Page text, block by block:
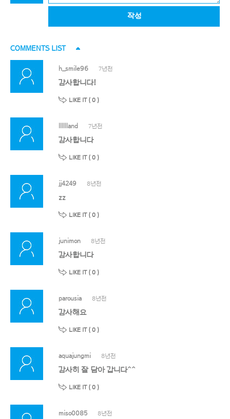
작성
COMMENTS LIST
h_smile96 7년전
감사합니다!
LIKE IT ( 0 )
lllllland 7년전
감사합니다
LIKE IT ( 0 )
jj4249 8년전
zz
LIKE IT ( 0 )
junimon 8년전
감사합니다
LIKE IT ( 0 )
parousia 8년전
감사해요
LIKE IT ( 0 )
aquajungmi 8년전
감사히 잘 담아 갑니다^^
LIKE IT ( 0 )
miso0085 8년전